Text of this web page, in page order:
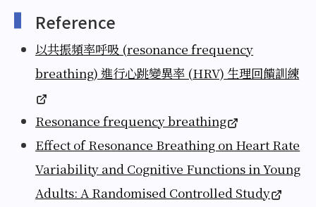
Reference
以共振頻率呼吸 (resonance frequency
breathing) 進行心跳變異率 (HRV) 生理回饋訓練
Resonance frequency breathing
Effect of Resonance Breathing on Heart Rate
Variability and Cognitive Functions in Young
Adults: A Randomised Controlled Study